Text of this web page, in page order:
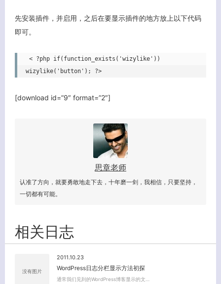
先安装插件，并启用，之后在要显示插件的地方放上以下代码
即可。
[download id=”9″ format=”2″]
思章老师
认准了方向，就要勇敢地走下去，十年磨一剑，我相信，只要坚持，
一切都有可能。
相关日志
没有图片
2011.10.23
WordPress日志分栏显示方法初探
通常我们见到的WordPress博客显示的文…